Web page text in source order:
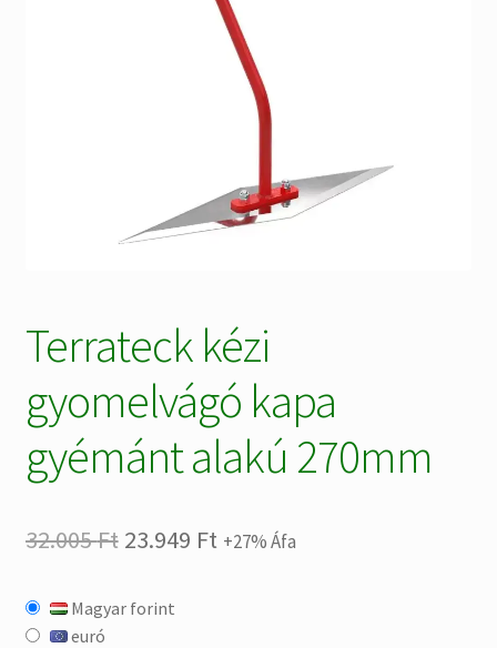
Terrateck kézi
gyomelvágó kapa
gyémánt alakú 270mm
32.005Ft Original
was:
23.949 FtCurrent
+27% Áfa
Magyar forint
euró